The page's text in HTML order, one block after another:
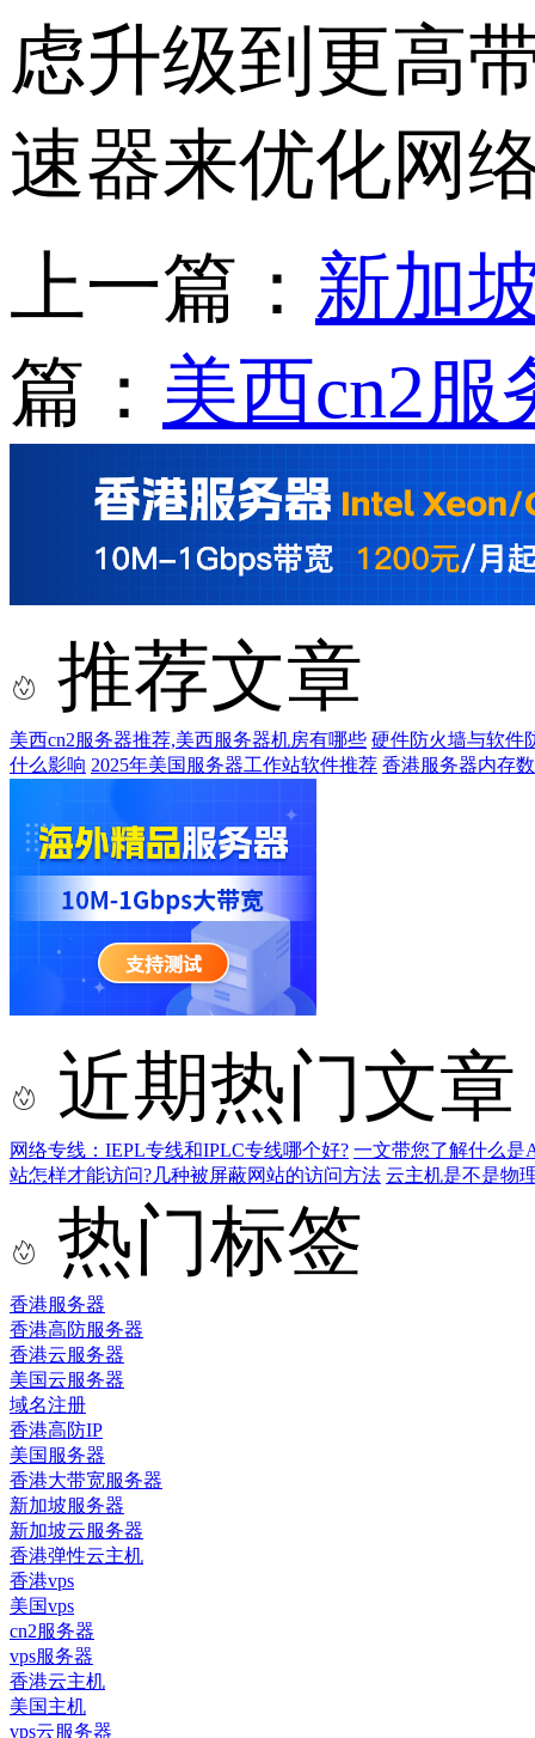
虑升级到更高
速器来优化网
上一篇： 新加
篇： 美西cn2
推荐文章
美西cn2服务器推荐,美西服务器机房有哪些 硬件防火墙与软件
什么影响 2025年美国服务器工作站软件推荐 香港服务器内存
近期热门文章
网络专线：IEPL专线和IPLC专线哪个好? 一文带您了解什么是
站怎样才能访问?几种被屏蔽网站的访问方法 云主机是不是物
热门标签
香港服务器
香港高防服务器
香港云服务器
美国云服务器
域名注册
香港高防IP
美国服务器
香港大带宽服务器
新加坡服务器
新加坡云服务器
香港弹性云主机
香港vps
美国vps
cn2服务器
vps服务器
香港云主机
美国主机
vps云服务器